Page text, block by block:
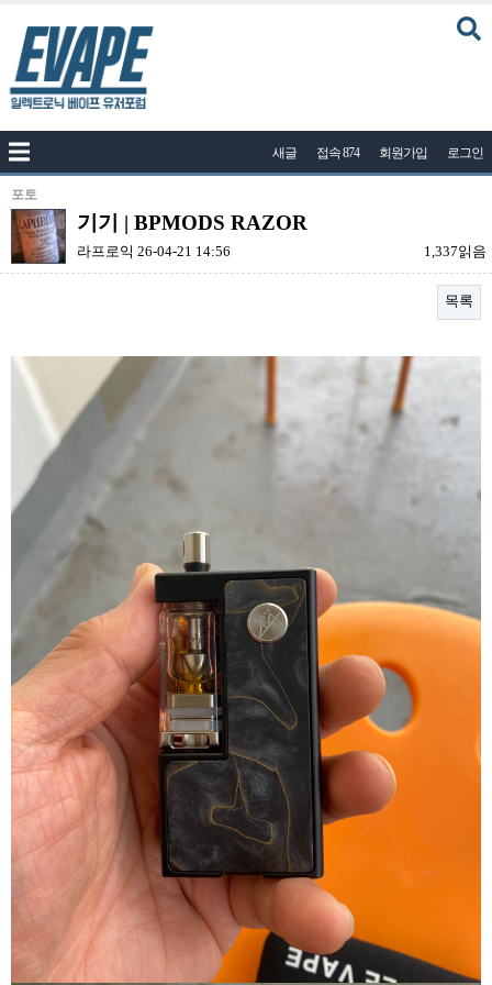
공지사항
나눔이벤트
자유게시판
질문답변
액상
연구실
리뷰게시판
팁앤가이드
툴즈킷
업체
업체게시판
모더게시판
제휴업체
트레이드
판매
즐겨찾기
새글 접속 874 회원가입 로그인
포토
기기 | BPMODS RAZOR
라프로익 26-04-21 14:56 1,337읽음
목록
본문